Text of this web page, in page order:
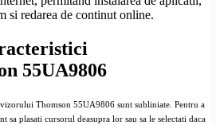
si redarea de continut online.
55UA9806
Thomson 55UA9806 sunt subliniate. Pentru a
sa plasati cursorul deasupra lor sau sa le selectati daca